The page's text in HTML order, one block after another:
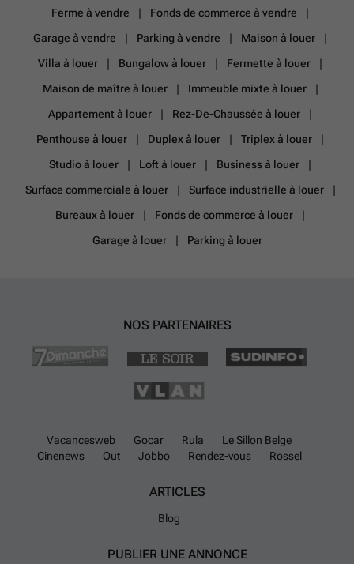
Ferme à vendre
Fonds de commerce à vendre
Garage à vendre
Parking à vendre
Maison à louer
Villa à louer
Bungalow à louer
Fermette à louer
Maison de maître à louer
Immeuble mixte à louer
Appartement à louer
Rez-De-Chaussée à louer
Penthouse à louer
Duplex à louer
Triplex à louer
Studio à louer
Loft à louer
Business à louer
Surface commerciale à louer
Surface industrielle à louer
Bureaux à louer
Fonds de commerce à louer
Garage à louer
Parking à louer
NOS PARTENAIRES
Vacancesweb Gocar Rula
Le Sillon Belge
Cinenews
Out Jobbo Rendez-vous Rossel
ARTICLES
Blog
PUBLIER UNE ANNONCE